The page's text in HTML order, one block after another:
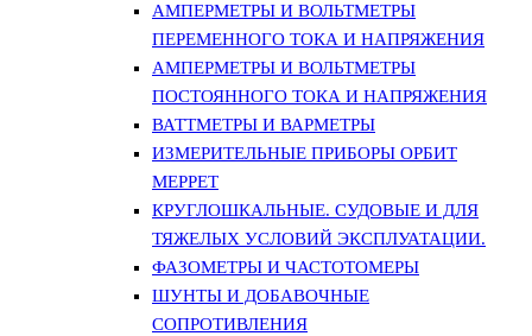
АМПЕРМЕТРЫ И ВОЛЬТМЕТРЫ
ПЕРЕМЕННОГО ТОКА И НАПРЯЖЕНИЯ
АМПЕРМЕТРЫ И ВОЛЬТМЕТРЫ
ПОСТОЯННОГО ТОКА И НАПРЯЖЕНИЯ
ВАТТМЕТРЫ И ВАРМЕТРЫ
ИЗМЕРИТЕЛЬНЫЕ ПРИБОРЫ ОРБИТ
МЕРРЕТ
КРУГЛОШКАЛЬНЫЕ. СУДОВЫЕ И ДЛЯ
ТЯЖЕЛЫХ УСЛОВИЙ ЭКСПЛУАТАЦИИ.
ФАЗОМЕТРЫ И ЧАСТОТОМЕРЫ
ШУНТЫ И ДОБАВОЧНЫЕ
СОПРОТИВЛЕНИЯ